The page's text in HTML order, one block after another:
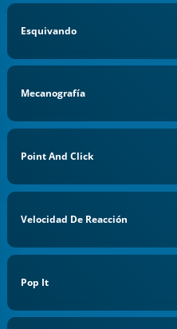
Esquivando
Mecanografía
Point And Click
Velocidad De Reacción
Pop It